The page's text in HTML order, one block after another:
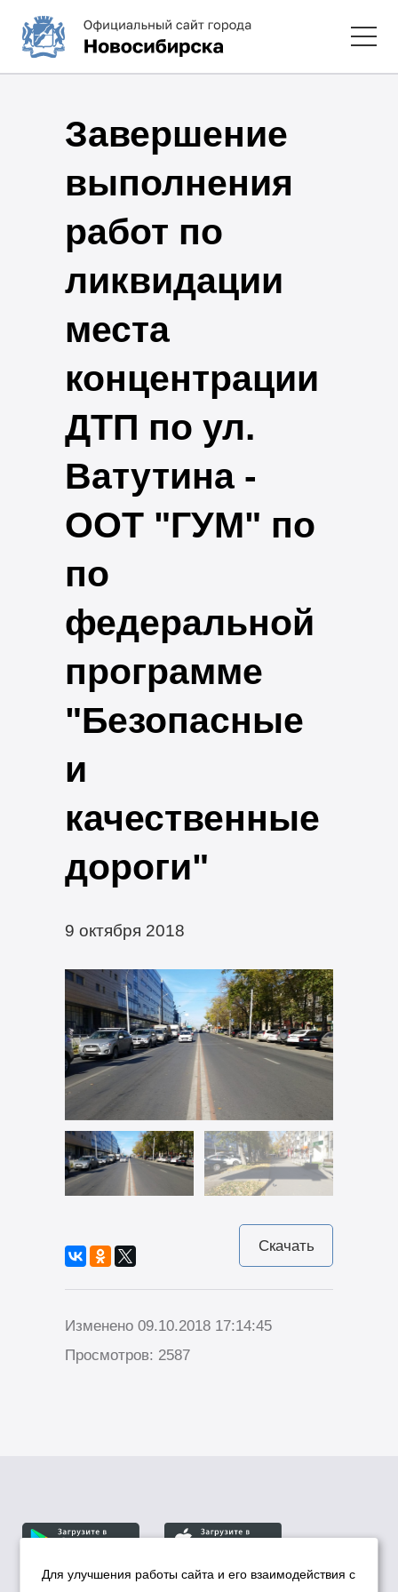
Завершение
выполнения
работ по
ликвидации
места
концентрации
ДТП по ул.
Ватутина -
ООТ "ГУМ" по
по
федеральной
программе
"Безопасные
и
качественные
дороги"
9 октября 2018
Скачать
Изменено 09.10.2018 17:14:45
Просмотров: 2587
Для улучшения работы сайта и его взаимодействия с